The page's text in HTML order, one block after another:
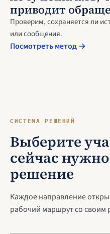
приводит
Проверим, сохраняется ли
или сообщения.
Посмотреть метод →
СИСТЕМА РЕШЕНИЙ
Выберите
сейчас
решение
Каждое направление
рабочий маршрут со своим